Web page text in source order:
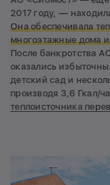
2017 году, —
Она обеспечивала
многоэтажные дома и
После банкротства
оказались
детский сад и
производя 3,6 Гкал/
теплоисточника